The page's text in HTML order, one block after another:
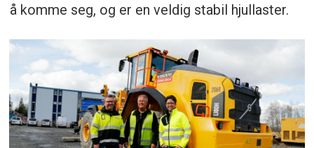
å komme seg, og er en veldig stabil hjullaster.